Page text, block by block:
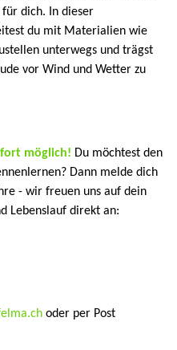
für dich. In dieser
du mit Materialien wie
unterwegs und trägst
vor Wind und Wetter zu
möglich! Du möchtest den
Dann melde dich
- wir freuen uns auf dein
Lebenslauf direkt an:
oder per Post